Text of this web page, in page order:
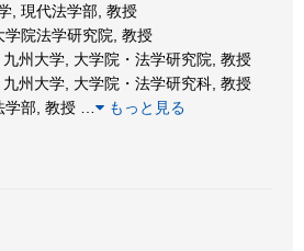
, 現代法学部, 教授
院法学研究院, 教授
州大学, 大学院・法学研究院, 教授
州大学, 大学院・法学研究科, 教授
学部, 教授
もっと見る